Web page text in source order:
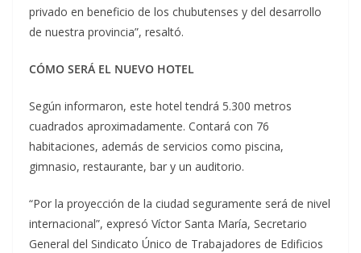
privado en beneficio de los chubutenses y del desarrollo
de nuestra provincia”, resaltó.
CÓMO SERÁ EL NUEVO HOTEL
Según informaron, este hotel tendrá 5.300 metros
cuadrados aproximadamente. Contará con 76
habitaciones, además de servicios como piscina,
gimnasio, restaurante, bar y un auditorio.
“Por la proyección de la ciudad seguramente será de nivel
internacional”, expresó Víctor Santa María, Secretario
General del Sindicato Único de Trabajadores de Edificios